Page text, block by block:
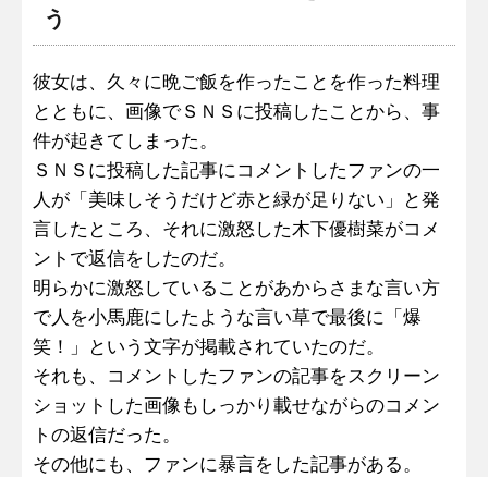
う
彼女は、久々に晩ご飯を作ったことを作った料理
とともに、画像でＳＮＳに投稿したことから、事
件が起きてしまった。
ＳＮＳに投稿した記事にコメントしたファンの一
人が「美味しそうだけど赤と緑が足りない」と発
言したところ、それに激怒した木下優樹菜がコメ
ントで返信をしたのだ。
明らかに激怒していることがあからさまな言い方
で人を小馬鹿にしたような言い草で最後に「爆
笑！」という文字が掲載されていたのだ。
それも、コメントしたファンの記事をスクリーン
ショットした画像もしっかり載せながらのコメン
トの返信だった。
その他にも、ファンに暴言をした記事がある。